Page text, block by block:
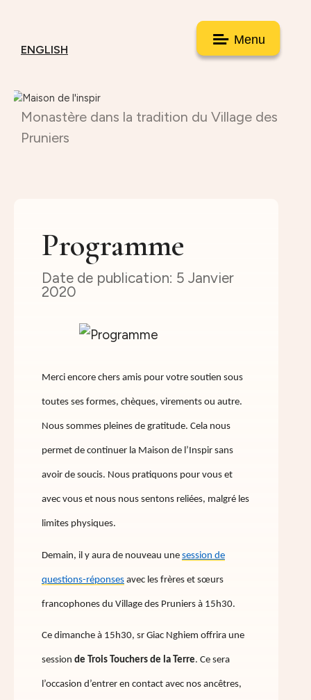
Menu
ENGLISH
Monastère dans la tradition du Village des
Pruniers
Programme
5 Janvier
2020
Merci encore chers amis pour votre soutien sous
toutes ses formes, chèques, virements ou autre.
Nous sommes pleines de gratitude. Cela nous
permet de continuer la Maison de l’Inspir sans
avoir de soucis. Nous pratiquons pour vous et
avec vous et nous nous sentons reliées, malgré les
limites physiques.
Demain, il y aura de nouveau une session de
questions-réponses avec les frères et sœurs
francophones du Village des Pruniers à 15h30.
Ce dimanche à 15h30, sr Giac Nghiem offrira une
session de Trois Touchers de la Terre. Ce sera
l’occasion d’entrer en contact avec nos ancêtres,